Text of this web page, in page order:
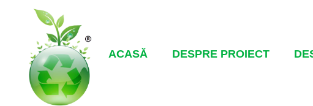
ACASĂ DESPRE PROIECT